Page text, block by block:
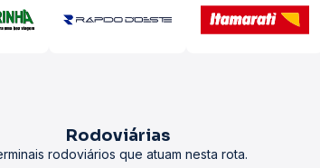
Rodoviárias
rodoviários que atuam nesta rota.